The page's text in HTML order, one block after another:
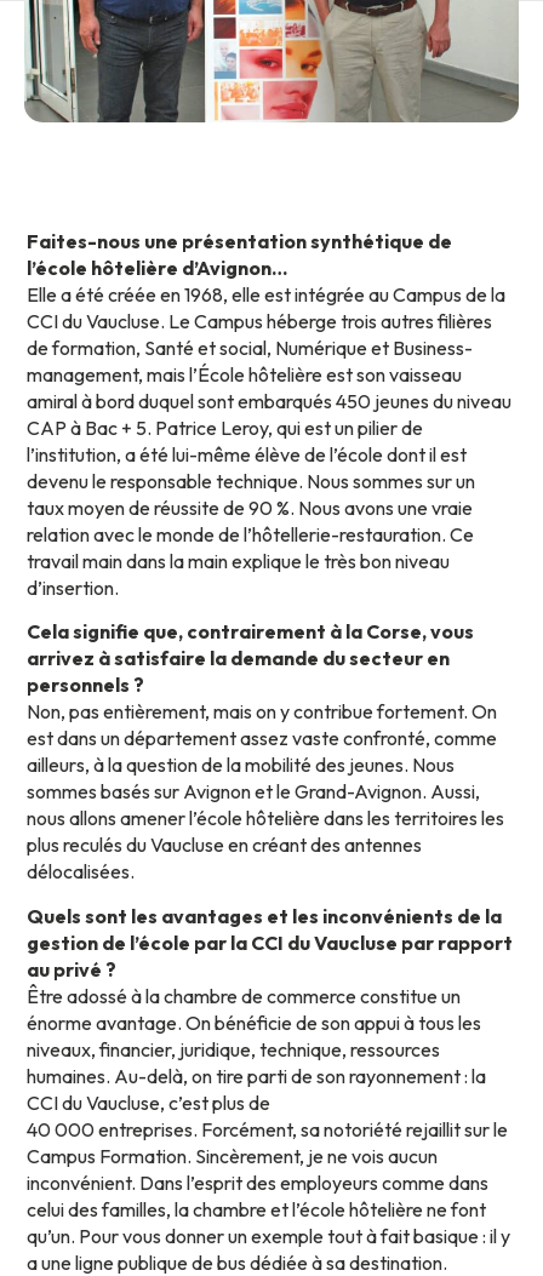
Faites-nous une présentation synthétique de
l’école hôtelière d’Avignon…
Elle a été créée en 1968, elle est intégrée au Campus de la
CCI du Vaucluse. Le Campus héberge trois autres filières
de formation, Santé et social, Numérique et Business-
management, mais l’École hôtelière est son vaisseau
amiral à bord duquel sont embarqués 450 jeunes du niveau
CAP à Bac + 5. Patrice Leroy, qui est un pilier de
l’institution, a été lui-même élève de l’école dont il est
devenu le responsable technique. Nous sommes sur un
taux moyen de réussite de 90 %. Nous avons une vraie
relation avec le monde de l’hôtellerie-restauration. Ce
travail main dans la main explique le très bon niveau
d’insertion.
Cela signifie que, contrairement à la Corse, vous
arrivez à satisfaire la demande du secteur en
personnels ?
Non, pas entièrement, mais on y contribue fortement. On
est dans un département assez vaste confronté, comme
ailleurs, à la question de la mobilité des jeunes. Nous
sommes basés sur Avignon et le Grand-Avignon. Aussi,
nous allons amener l’école hôtelière dans les territoires les
plus reculés du Vaucluse en créant des antennes
délocalisées.
Quels sont les avantages et les inconvénients de la
gestion de l’école par la CCI du Vaucluse par rapport
au privé ?
Être adossé à la chambre de commerce constitue un
énorme avantage. On bénéficie de son appui à tous les
niveaux, financier, juridique, technique, ressources
humaines. Au-delà, on tire parti de son rayonnement : la
CCI du Vaucluse, c’est plus de
40 000 entreprises. Forcément, sa notoriété rejaillit sur le
Campus Formation. Sincèrement, je ne vois aucun
inconvénient. Dans l’esprit des employeurs comme dans
celui des familles, la chambre et l’école hôtelière ne font
qu’un. Pour vous donner un exemple tout à fait basique : il y
a une ligne publique de bus dédiée à sa destination.